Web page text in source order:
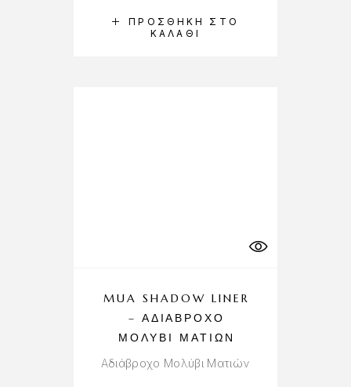
ΠΡΟΣΘΉΚΗ ΣΤΟ
ΚΑΛΆΘΙ
MUA SHADOW LINER
– ΑΔΙΆΒΡΟΧΟ
ΜΟΛΎΒΙ ΜΑΤΙΏΝ
Αδιάβροχο Μολύβι Ματιών